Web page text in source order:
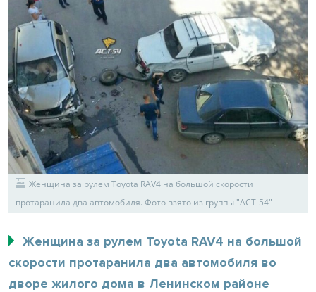
Женщина за рулем Toyota RAV4 на большой скорости
протаранила два автомобиля. Фото взято из группы "АСТ-54"
Женщина за рулем Toyota RAV4 на большой
скорости протаранила два автомобиля во
дворе жилого дома в Ленинском районе